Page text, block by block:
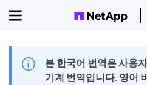
본 한국어 번역은 사용
기계 번역입니다. 영어